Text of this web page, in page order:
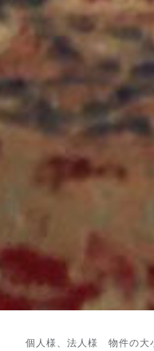
個人様、法人様 物件の大